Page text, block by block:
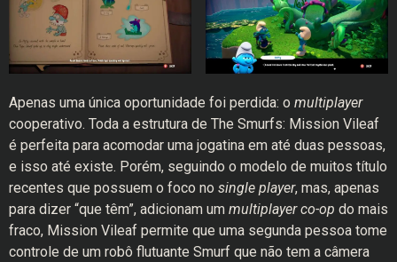
Apenas uma única oportunidade foi perdida: o multiplayer
cooperativo. Toda a estrutura de The Smurfs: Mission Vileaf
é perfeita para acomodar uma jogatina em até duas pessoas,
e isso até existe. Porém, seguindo o modelo de muitos título
recentes que possuem o foco no single player, mas, apenas
para dizer “que têm”, adicionam um multiplayer co-op do mais
fraco, Mission Vileaf permite que uma segunda pessoa tome
controle de um robô flutuante Smurf que não tem a câmera